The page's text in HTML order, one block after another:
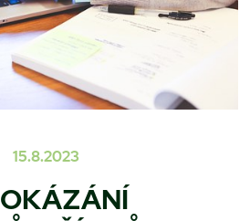
15.8.2023